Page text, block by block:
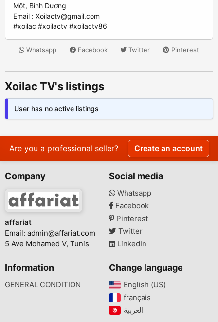
Một, Bình Dương
Email : Xoilactv@gmail.com
#xoilac #xoilactv #xoilactv86
Whatsapp Facebook Twitter Pinterest
Xoilac TV's listings
User has no active listings
Are you a professional seller? Create an account
Company
affariat
Email: admin@affariat.com
5 Ave Mohamed V, Tunis
Social media
Whatsapp
Facebook
Pinterest
Twitter
LinkedIn
Information
GENERAL CONDITION
Change language
English (US)‎
français‎